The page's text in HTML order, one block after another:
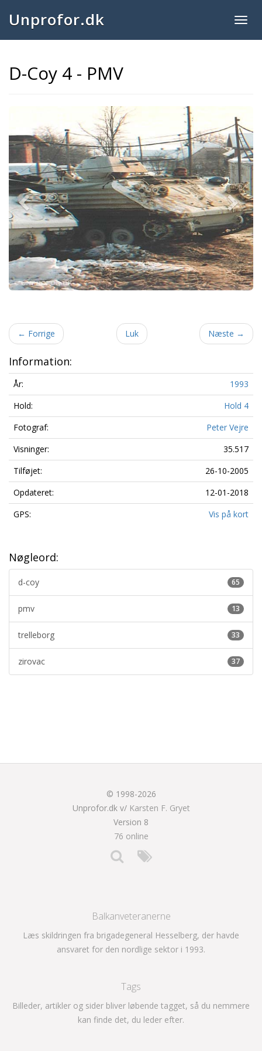
Unprofor.dk
D-Coy 4 - PMV
← Forrige Luk Næste →
Information:
År:
1993
Hold:
Hold 4
Fotograf:
Peter Vejre
Visninger:
35.517
Tilføjet:
26-10-2005
Opdateret:
12-01-2018
GPS:
Vis på kort
Nøgleord:
65
d-coy
13
pmv
33
trelleborg
37
zirovac
© 1998-2026
Unprofor.dk v/ Karsten F. Gryet
Version 8
76 online
Balkanveteranerne
Læs skildringen fra brigadegeneral Hesselberg, der havde
ansvaret for den nordlige sektor i 1993.
Tags
Billeder, artikler og sider bliver løbende tagget, så du nemmere
kan finde det, du leder efter.